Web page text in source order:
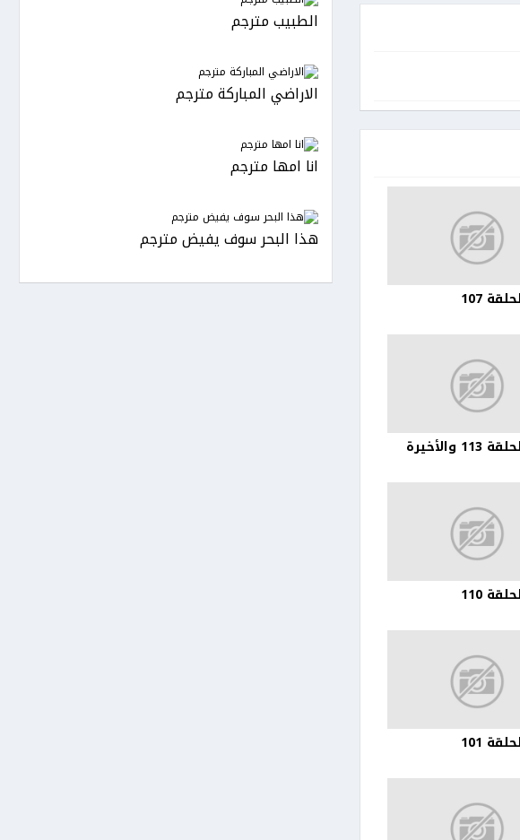
107
110
101
الطبيب مترجم
الاراضي المباركة مترجم
انا امها مترجم
هذا البحر سوف يفيض مترجم